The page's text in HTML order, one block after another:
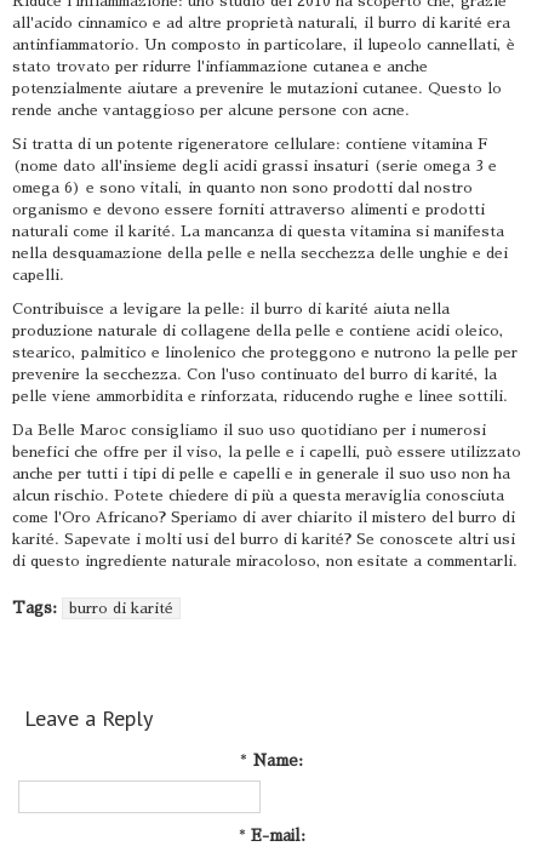
all'acido cinnamico e ad altre proprietà naturali, il burro di karité era
antinfiammatorio. Un composto in particolare, il lupeolo cannellati, è
stato trovato per ridurre l'infiammazione cutanea e anche
potenzialmente aiutare a prevenire le mutazioni cutanee. Questo lo
rende anche vantaggioso per alcune persone con acne.
Si tratta di un potente rigeneratore cellulare: contiene vitamina F
(nome dato all'insieme degli acidi grassi insaturi (serie omega 3 e
omega 6) e sono vitali, in quanto non sono prodotti dal nostro
organismo e devono essere forniti attraverso alimenti e prodotti
naturali come il karité. La mancanza di questa vitamina si manifesta
nella desquamazione della pelle e nella secchezza delle unghie e dei
capelli.
Contribuisce a levigare la pelle: il burro di karité aiuta nella
produzione naturale di collagene della pelle e contiene acidi oleico,
stearico, palmitico e linolenico che proteggono e nutrono la pelle per
prevenire la secchezza. Con l'uso continuato del burro di karité, la
pelle viene ammorbidita e rinforzata, riducendo rughe e linee sottili.
Da Belle Maroc consigliamo il suo uso quotidiano per i numerosi
benefici che offre per il viso, la pelle e i capelli, può essere utilizzato
anche per tutti i tipi di pelle e capelli e in generale il suo uso non ha
alcun rischio. Potete chiedere di più a questa meraviglia conosciuta
come l'Oro Africano? Speriamo di aver chiarito il mistero del burro di
karité. Sapevate i molti usi del burro di karité? Se conoscete altri usi
di questo ingrediente naturale miracoloso, non esitate a commentarli.
Tags: burro di karité
Leave a Reply
* Name:
* E-mail: